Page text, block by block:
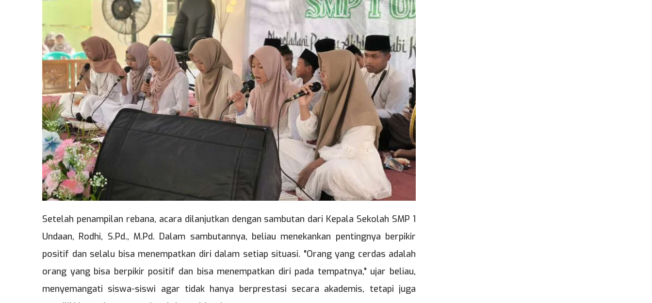
Setelah penampilan rebana, acara dilanjutkan dengan sambutan dari Kepala Sekolah SMP 1
Undaan, Rodhi, S.Pd., M.Pd. Dalam sambutannya, beliau menekankan pentingnya berpikir
positif dan selalu bisa menempatkan diri dalam setiap situasi. "Orang yang cerdas adalah
orang yang bisa berpikir positif dan bisa menempatkan diri pada tempatnya," ujar beliau,
menyemangati siswa-siswi agar tidak hanya berprestasi secara akademis, tetapi juga